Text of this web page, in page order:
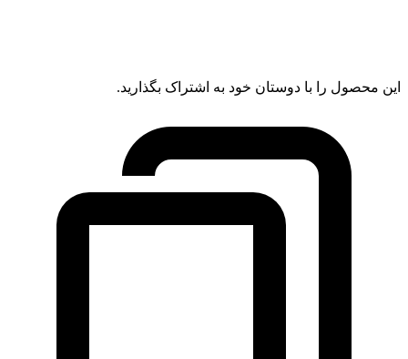
این محصول را با دوستان خود به اشتراک بگذارید.